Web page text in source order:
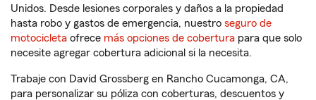
Unidos. Desde lesiones corporales y daños a la propiedad
hasta robo y gastos de emergencia, nuestro seguro de
motocicleta ofrece más opciones de cobertura para que solo
necesite agregar cobertura adicional si la necesita.
Trabaje con David Grossberg en Rancho Cucamonga, CA,
para personalizar su póliza con coberturas, descuentos y